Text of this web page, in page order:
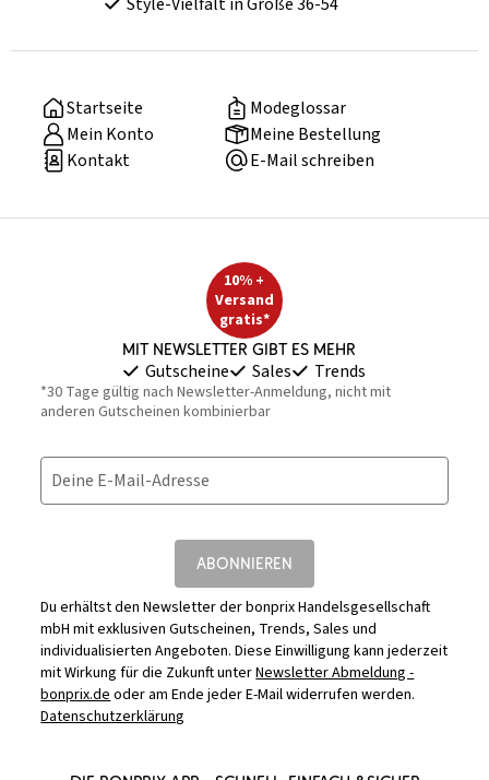
Style-Vielfalt in Größe 36-54
Startseite
Modeglossar
Mein Konto
Meine Bestellung
Kontakt
E-Mail schreiben
10% +
Versand
gratis*
Mit Newsletter gibt es mehr
Gutscheine Sales Trends
*30 Tage gültig nach Newsletter-Anmeldung, nicht mit
anderen Gutscheinen kombinierbar
Deine E-Mail-Adresse
ABONNIEREN
Du erhältst den Newsletter der bonprix Handelsgesellschaft
mbH mit exklusiven Gutscheinen, Trends, Sales und
individualisierten Angeboten. Diese Einwilligung kann jederzeit
mit Wirkung für die Zukunft unterNewsletter Abmeldung -
bonprix.deoder am Ende jeder E-Mail widerrufen werden.
Datenschutzerklärung